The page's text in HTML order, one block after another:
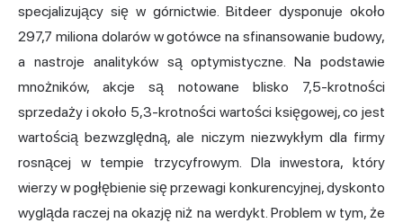
specjalizujący się w górnictwie. Bitdeer dysponuje około
297,7 miliona dolarów w gotówce na sfinansowanie budowy,
a nastroje analityków są optymistyczne. Na podstawie
mnożników, akcje są notowane blisko 7,5-krotności
sprzedaży i około 5,3-krotności wartości księgowej, co jest
wartością bezwzględną, ale niczym niezwykłym dla firmy
rosnącej w tempie trzycyfrowym. Dla inwestora, który
wierzy w pogłębienie się przewagi konkurencyjnej, dyskonto
wygląda raczej na okazję niż na werdykt. Problem w tym, że